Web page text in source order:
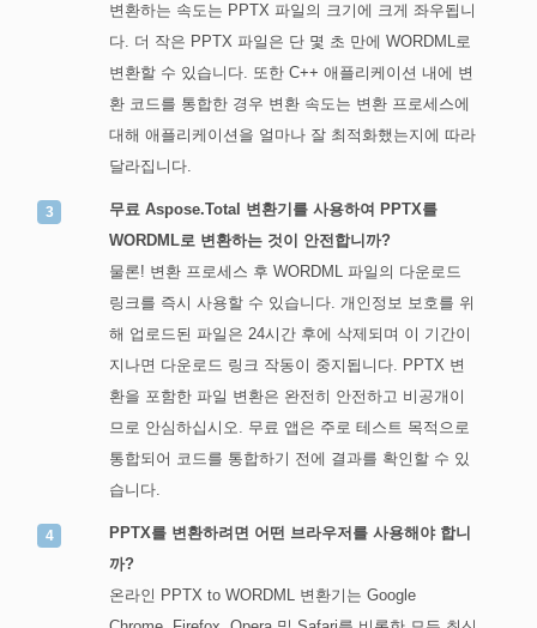
변환하는 속도는 PPTX 파일의 크기에 크게 좌우됩니
다. 더 작은 PPTX 파일은 단 몇 초 만에 WORDML로
변환할 수 있습니다. 또한 C++ 애플리케이션 내에 변
환 코드를 통합한 경우 변환 속도는 변환 프로세스에
대해 애플리케이션을 얼마나 잘 최적화했는지에 따라
달라집니다.
무료 Aspose.Total 변환기를 사용하여 PPTX를
WORDML로 변환하는 것이 안전합니까?
물론! 변환 프로세스 후 WORDML 파일의 다운로드
링크를 즉시 사용할 수 있습니다. 개인정보 보호를 위
해 업로드된 파일은 24시간 후에 삭제되며 이 기간이
지나면 다운로드 링크 작동이 중지됩니다. PPTX 변
환을 포함한 파일 변환은 완전히 안전하고 비공개이
므로 안심하십시오. 무료 앱은 주로 테스트 목적으로
통합되어 코드를 통합하기 전에 결과를 확인할 수 있
습니다.
PPTX를 변환하려면 어떤 브라우저를 사용해야 합니
까?
온라인 PPTX to WORDML 변환기는 Google